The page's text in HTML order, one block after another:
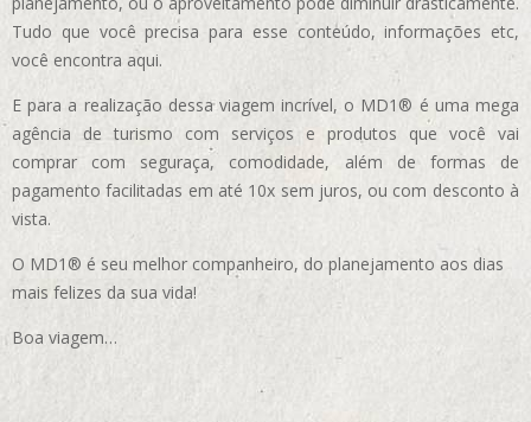
Tudo que você precisa para esse conteúdo, informações etc,
você encontra aqui.
E para a realização dessa viagem incrível, o MD1® é uma mega
agência de turismo com serviços e produtos que você vai
comprar com seguraça, comodidade, além de formas de
pagamento facilitadas em até 10x sem juros, ou com desconto à
vista.
O MD1® é seu melhor companheiro, do planejamento aos dias
mais felizes da sua vida!
Boa viagem…